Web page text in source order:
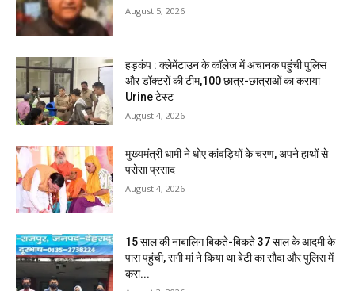
August 5, 2026
हड़कंप : क्लेमेंटाउन के कॉलेज में अचानक पहुंची पुलिस
और डॉक्टरों की टीम,100 छात्र-छात्राओं का कराया
Urine टेस्ट
August 4, 2026
मुख्यमंत्री धामी ने धोए कांवड़ियों के चरण, अपने हाथों से
परोसा प्रसाद
August 4, 2026
15 साल की नाबालिग बिकते-बिकते 37 साल के आदमी के
पास पहुंची, सगी मां ने किया था बेटी का सौदा और पुलिस में
करा...